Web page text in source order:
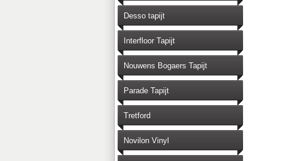
Desso tapijt
Interfloor Tapijt
Nouwens Bogaers Tapijt
Parade Tapijt
Tretford
Novilon Vinyl